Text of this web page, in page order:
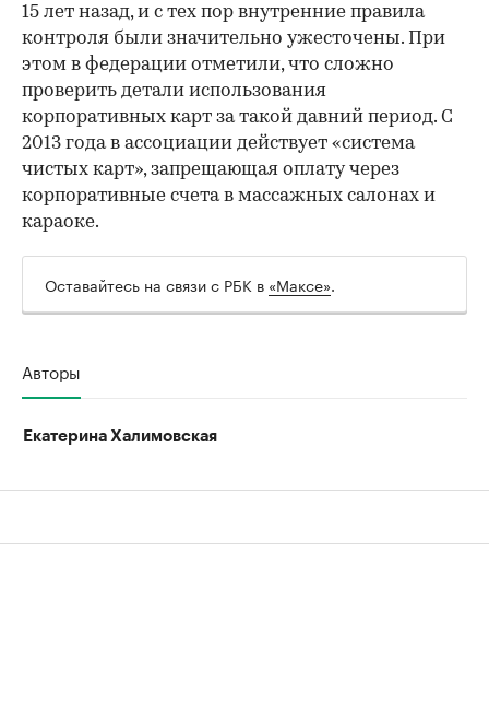
15 лет назад, и с тех пор внутренние правила
контроля были значительно ужесточены. При
этом в федерации отметили, что сложно
проверить детали использования
корпоративных карт за такой давний период. С
2013 года в ассоциации действует «система
чистых карт», запрещающая оплату через
корпоративные счета в массажных салонах и
караоке.
Оставайтесь на связи с РБК в «Максе».
Авторы
Екатерина Халимовская